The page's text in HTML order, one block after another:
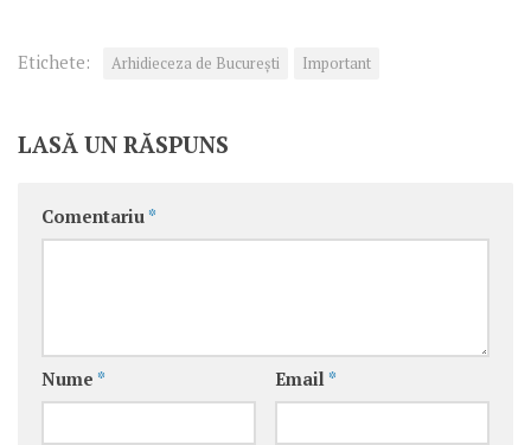
Etichete: Arhidieceza de București Important
LASĂ UN RĂSPUNS
Comentariu *
Nume * Email *